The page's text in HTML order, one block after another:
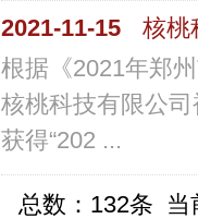
2021-11-15
核桃
根据《2021年郑
核桃科技有限公
获得“202 ...
总数：132条 当